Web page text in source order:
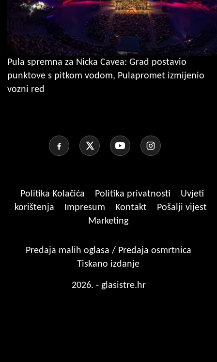
Pula spremna za Nicka Cavea: Grad postavio
punktove s pitkom vodom, Pulapromet izmijenio
vozni red
Politika Kolačića Politika privatnosti
Uvjeti
korištenja
Impresum Kontakt
Pošalji vijest
Marketing
Predaja malih oglasa / Predaja osmrtnica
Tiskano izdanje
2026. - glasistre.hr